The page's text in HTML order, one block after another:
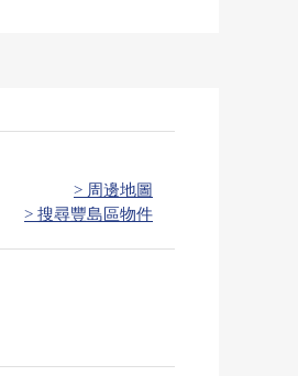
> 周邊地圖
> 搜尋豐島區物件